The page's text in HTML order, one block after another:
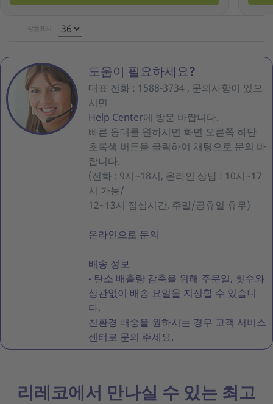
상품표시
도움이 필요하세요?
대표 전화 : 1588-3734 , 문의사항이 있으
시면
Help Center에 방문 바랍니다.
빠른 응대를 원하시면 화면 오른쪽 하단
초록색 버튼을 클릭하여 채팅으로 문의 바
랍니다.
(전화 : 9시~18시, 온라인 상담 : 10시~17
시 가능/
12~13시 점심시간, 주말/공휴일 휴무)
온라인으로 문의
배송 정보
- 탄소 배출량 감축을 위해 주문일, 횟수와
상관없이 배송 요일을 지정할 수 있습니
다.
친환경 배송을 원하시는 경우 고객 서비스
센터로 문의 주세요.
리레코에서 만나실 수 있는 최고